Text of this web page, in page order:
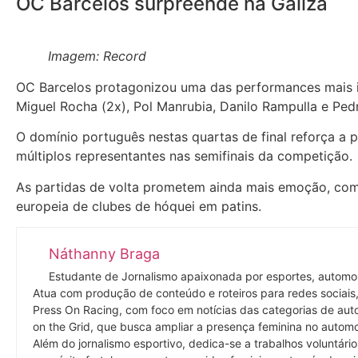
Imagem: Record
OC Barcelos protagonizou uma das performances
Miguel Rocha (2x), Pol Manrubia, Danilo Rampulla e
O domínio português nestas quartas de final reforça a
múltiplos representantes nas semifinais da competição.
As partidas de volta prometem ainda mais emoção,
europeia de clubes de hóquei em patins.
Náthanny Braga
Estudante de Jornalismo apaixonada por esportes,
Atua com produção de conteúdo e roteiros para redes
Press On Racing, com foco em notícias das categorias de
on the Grid, que busca ampliar a presença feminina no
Além do jornalismo esportivo, dedica-se a trabalhos